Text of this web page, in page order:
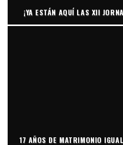
¡YA ESTÁN AQUÍ LAS XII
17 AÑOS DE MATRIMONIO